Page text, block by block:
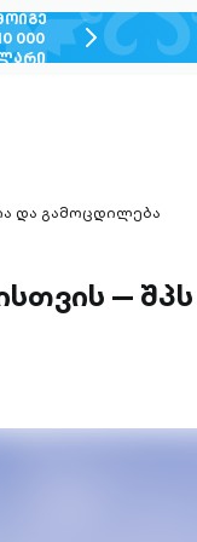
000
chevron-
right-
და გამოცდილება
— შპს